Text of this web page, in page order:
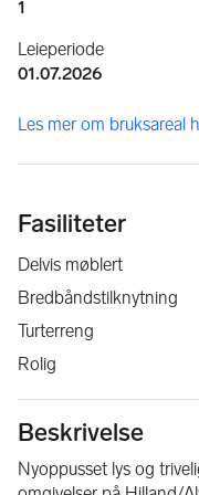
1
Leieperiode
01.07.2026
Les mer om bruksareal
Fasiliteter
Delvis møblert
Bredbåndstilknytning
Turterreng
Rolig
Beskrivelse
Nyoppusset lys og